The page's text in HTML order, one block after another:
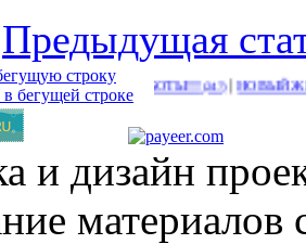
Предыдущая
РАБОТЫ!!! |НОВЫЙ ЖИРНЫЙ
и дизайн
материалов